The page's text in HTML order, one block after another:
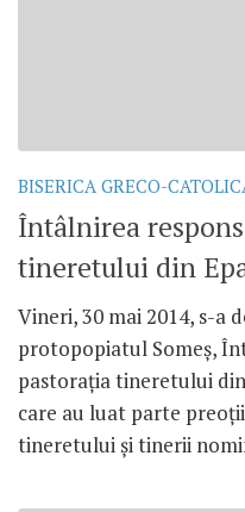
BISERICA GRECO-
Întâlnirea
tineretului din
Vineri, 30 mai 2014, s-a
protopopiatul Someş,
pastoraţia tineretului
care au luat parte
tineretului şi tinerii